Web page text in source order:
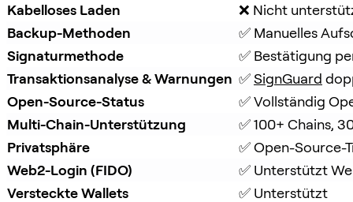
Kabelloses Laden
❌ Nicht
Backup-Methoden
✅ Manuelles
Signaturmethode
✅ Bestätigung
Transaktionsanalyse & Warnungen ✅ SignGuard
Open-Source-Status
✅ Vollständig
Multi-Chain-Unterstützung
✅ 100+ Chains,
Privatsphäre
✅ Open-Source-
Web2-Login (FIDO)
✅ Unterstützt
Versteckte Wallets
✅ Unterstützt